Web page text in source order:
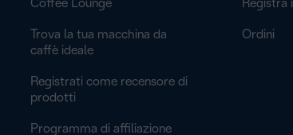
Coffee Lounge
Trova la tua macchina da
caffè ideale
Registrati come recensore di
prodotti
Programma di affiliazione
Ordini